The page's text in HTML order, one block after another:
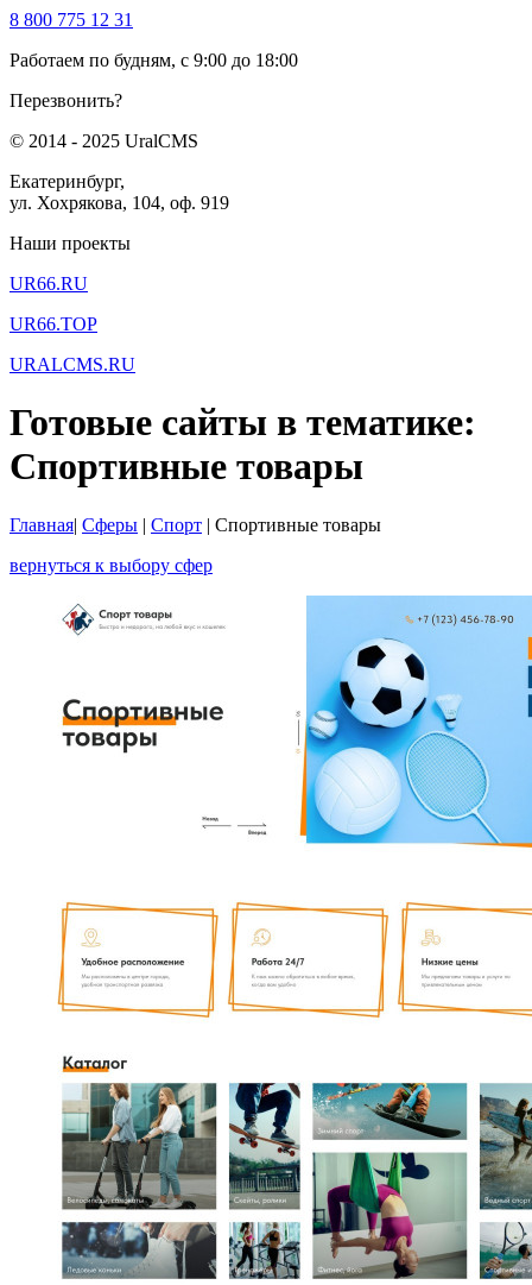
8 800 775 12 31
Работаем по будням, с 9:00 до 18:00
Перезвонить?
© 2014 - 2025 UralCMS
Екатеринбург,
ул. Хохрякова, 104, оф. 919
Наши проекты
UR66.RU
UR66.TOP
URALCMS.RU
Готовые сайты в тематике:
Спортивные товары
Главная| Сферы | Спорт | Спортивные товары
вернуться к выбору сфер